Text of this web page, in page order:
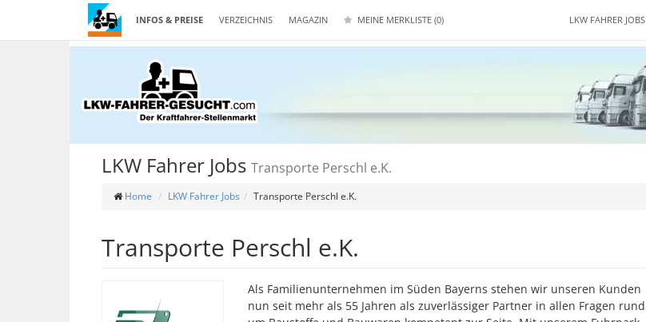
INFOS & PREISE VERZEICHNIS MAGAZIN MEINE MERKLISTE (0) LKW FAHRER JOBS
LKW Fahrer Jobs Transporte Perschl e.K.
Home LKW Fahrer Jobs Transporte Perschl e.K.
Transporte Perschl e.K.
Als Familienunternehmen im Süden Bayerns stehen wir unseren Kunden
nun seit mehr als 55 Jahren als zuverlässiger Partner in allen Fragen rund